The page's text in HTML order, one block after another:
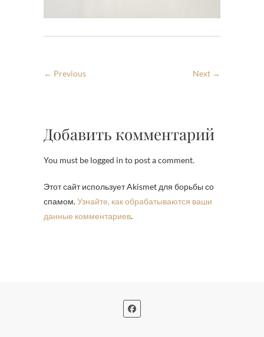
← Previous Next →
Добавить комментарий
You must be logged in to post a comment.
Этот сайт использует Akismet для борьбы со
спамом.Узнайте, как обрабатываются ваши
данные комментариев.